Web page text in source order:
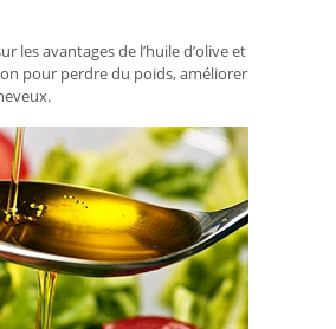
les avantages de l’huile d’olive et
pour perdre du poids, améliorer